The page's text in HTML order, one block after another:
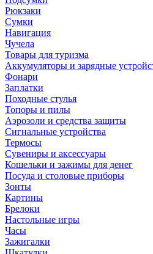
Рюкзаки
Сумки
Навигация
Чучела
Товары для туризма
Аккумуляторы и зарядные
Фонари
Заплатки
Походные стулья
Топоры и пилы
Аэрозоли и средства защиты
Сигнальные устройства
Термосы
Сувениры и аксессуары
Кошельки и зажимы для денег
Посуда и столовые приборы
Зонты
Картины
Брелоки
Настольные игры
Часы
Зажигалки